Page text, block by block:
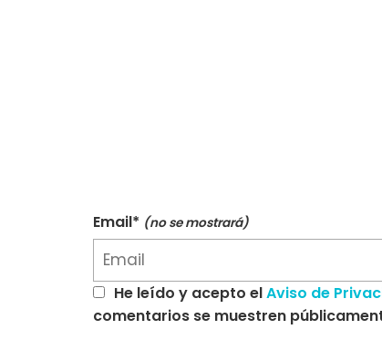
Email* (no se mostrará)
He leído y acepto elAviso de
comentarios se muestren